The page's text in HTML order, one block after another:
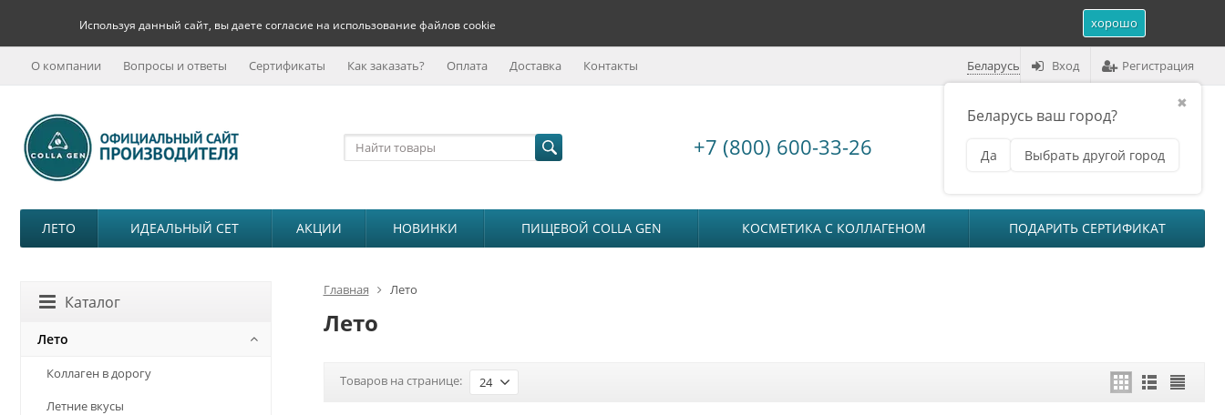
Используя данный сайт, вы даете согласие на использование файлов cookie хорошо
Беларусь
✖
Беларусь ваш город?
Да Выбрать другой город
Вход Регистрация
О компании Вопросы и ответы Сертификаты Как заказать? Оплата Доставка Контакты
+7 (800) 600-33-26 на сумму0₽
ЛЕТО ИДЕАЛЬНЫЙ СЕТ АКЦИИ НОВИНКИ ПИЩЕВОЙ COLLA GEN КОСМЕТИКА С КОЛЛАГЕНОМ ПОДАРИТЬ СЕРТИФИКАТ
Главная Лето
Лето
Товаров на странице: 24
Каталог
Лето
Коллаген в дорогу
Летние вкусы